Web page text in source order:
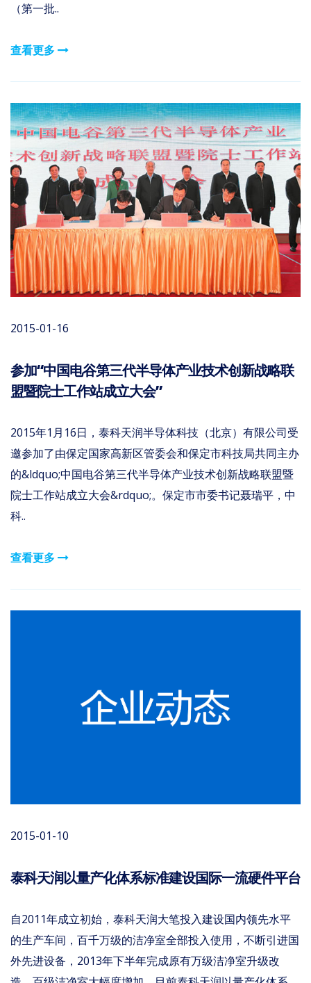
（第一批..
查看更多
2015-01-16
参加“中国电谷第三代半导体产业技术创新战略联
盟暨院士工作站成立大会”
2015年1月16日，泰科天润半导体科技（北京）有限公司受
邀参加了由保定国家高新区管委会和保定市科技局共同主办
的&ldquo;中国电谷第三代半导体产业技术创新战略联盟暨
院士工作站成立大会&rdquo;。保定市市委书记聂瑞平，中
科..
查看更多
2015-01-10
泰科天润以量产化体系标准建设国际一流硬件平台
自2011年成立初始，泰科天润大笔投入建设国内领先水平
的生产车间，百千万级的洁净室全部投入使用，不断引进国
外先进设备，2013年下半年完成原有万级洁净室升级改